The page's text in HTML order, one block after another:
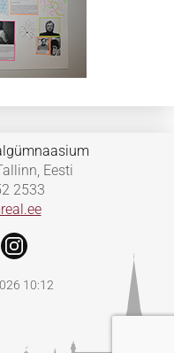
Eesti
2533
10:12